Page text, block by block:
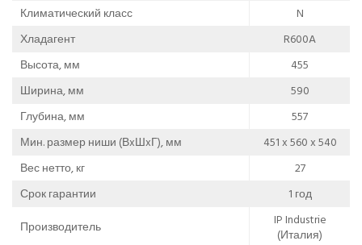
Климатический класс
N
Хладагент
R600A
Высота, мм
455
Ширина, мм
590
Глубина, мм
557
Мин. размер ниши (ВxШxГ), мм
451 x 560 x 540
Вес нетто, кг
27
Срок гарантии
1 год
Производитель
IP Industrie
(Италия)